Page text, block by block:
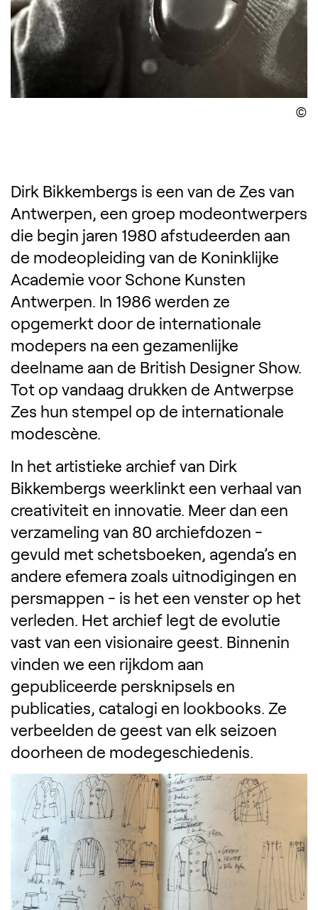
Dirk Bikkembergs is een van de Zes van
Antwerpen, een groep modeontwerpers
die begin jaren 1980 afstudeerden aan
de modeopleiding van de Koninklijke
Academie voor Schone Kunsten
Antwerpen. In 1986 werden ze
opgemerkt door de internationale
modepers na een gezamenlijke
deelname aan de British Designer Show.
Tot op vandaag drukken de Antwerpse
Zes hun stempel op de internationale
modescène.
In het artistieke archief van Dirk
Bikkembergs weerklinkt een verhaal van
creativiteit en innovatie. Meer dan een
verzameling van 80 archiefdozen -
gevuld met schetsboeken, agenda’s en
andere efemera zoals uitnodigingen en
persmappen - is het een venster op het
verleden. Het archief legt de evolutie
vast van een visionaire geest. Binnenin
vinden we een rijkdom aan
gepubliceerde persknipsels en
publicaties, catalogi en lookbooks. Ze
verbeelden de geest van elk seizoen
doorheen de modegeschiedenis.